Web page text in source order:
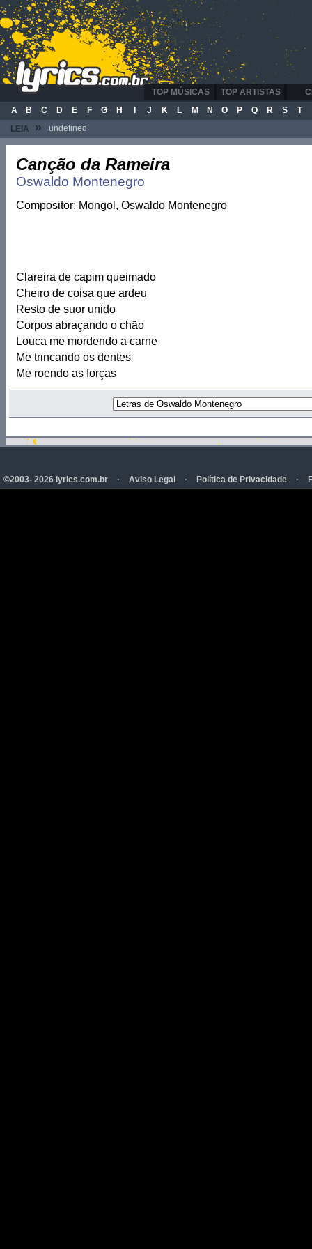
TOP ARTISTAS
TOP MÚSICAS
A
B C D E F G H J K L M N O P Q R S T
LEIA
» undefined
Canção da Rameira
Oswaldo Montenegro
Compositor: Mongol, Oswaldo Montenegro
Clareira de capim queimado
Cheiro de coisa que ardeu
Resto de suor unido
Corpos abraçando o chão
Louca me mordendo a carne
Me trincando os dentes
Me roendo as forças
©2003- 2026 lyrics.com.br · Aviso Legal · Política de Privacidade ·